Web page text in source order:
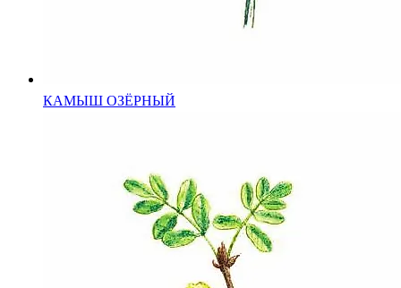
КАМЫШ ОЗЁРНЫЙ